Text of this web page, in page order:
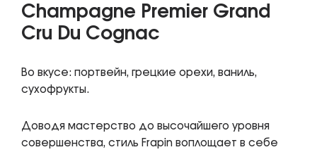
Champagne Premier Grand
Cru Du Cognac
Во вкусе: портвейн, грецкие орехи, ваниль,
сухофрукты.
Доводя мастерство до высочайшего уровня
совершенства, стиль Frapin воплощает в себе